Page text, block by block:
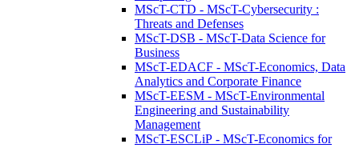
MScT-CTD - MScT-Cybersecurity :
Threats and Defenses
MScT-DSB - MScT-Data Science for
Business
MScT-EDACF - MScT-Economics, Data
Analytics and Corporate Finance
MScT-EESM - MScT-Environmental
Engineering and Sustainability
Management
MScT-ESCLiP - MScT-Economics for